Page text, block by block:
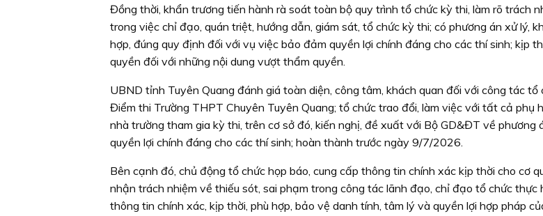
Đồng thời, khẩn trương tiến hành rà soát toàn bộ quy trình tổ chức kỳ thi, làm rõ trách
trong việc chỉ đạo, quán triệt, hướng dẫn, giám sát, tổ chức kỳ thi; có phương án xử lý,
hợp, đúng quy định đối với vụ việc bảo đảm quyền lợi chính đáng cho các thí sinh; kịp
quyền đối với những nội dung vượt thẩm quyền.
UBND tỉnh Tuyên Quang đánh giá toàn diện, công tâm, khách quan đối với công tác
Điểm thi Trường THPT Chuyên Tuyên Quang; tổ chức trao đổi, làm việc với tất cả phụ
nhà trường tham gia kỳ thi, trên cơ sở đó, kiến nghị, đề xuất với Bộ GD&ĐT về phương
quyền lợi chính đáng cho các thí sinh; hoàn thành trước ngày 9/7/2026.
Bên cạnh đó, chủ động tổ chức họp báo, cung cấp thông tin chính xác kịp thời cho cơ
nhận trách nhiệm về thiếu sót, sai phạm trong công tác lãnh đạo, chỉ đạo tổ chức thực
thông tin chính xác, kịp thời, phù hợp, bảo vệ danh tính, tâm lý và quyền lợi hợp pháp